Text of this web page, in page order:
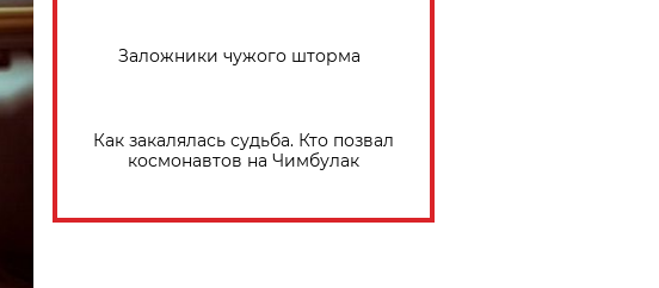
Заложники чужого шторма
Как закалялась судьба. Кто позвал
космонавтов на Чимбулак